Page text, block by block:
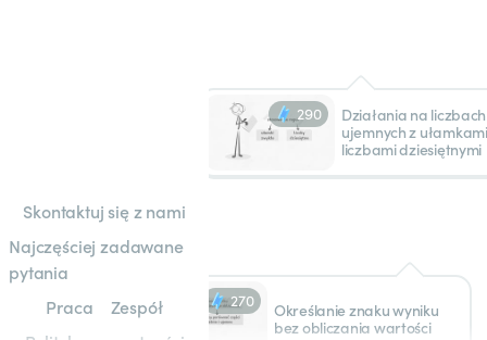
Skontaktuj się z nami
Najczęściej zadawane
pytania
Praca
Zespół
290
Działania na liczbach
ujemnych z
liczbami dziesiętnymi
270
Określanie znaku wyniku
bez obliczania wartości